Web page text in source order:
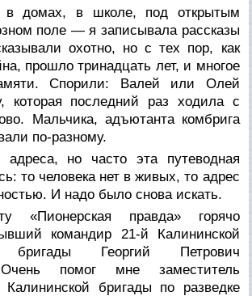
домах, в школе, под открытым
поле — я записывала рассказы
охотно, но с тех пор, как
прошло тринадцать лет, и многое
Спорили: Валей или Олей
которая последний раз ходила с
Мальчика, адъютанта комбрига
по-разному.
но часто эта путеводная
то человека нет в живых, то адрес
И надо было снова искать.
«Пионерская правда» горячо
командир 21-й Калининской
бригады Георгий Петрович
помог мне заместитель
бригады по разведке